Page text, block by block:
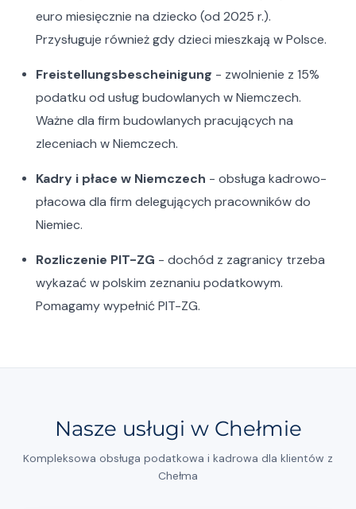
euro miesięcznie na dziecko (od 2025 r.).
Przysługuje również gdy dzieci mieszkają w Polsce.
Freistellungsbescheinigung - zwolnienie z 15%
podatku od usług budowlanych w Niemczech.
Ważne dla firm budowlanych pracujących na
zleceniach w Niemczech.
Kadry i płace w Niemczech - obsługa kadrowo-
płacowa dla firm delegujących pracowników do
Niemiec.
Rozliczenie PIT-ZG - dochód z zagranicy trzeba
wykazać w polskim zeznaniu podatkowym.
Pomagamy wypełnić PIT-ZG.
Nasze usługi w Chełmie
Kompleksowa obsługa podatkowa i kadrowa dla klientów z
Chełma